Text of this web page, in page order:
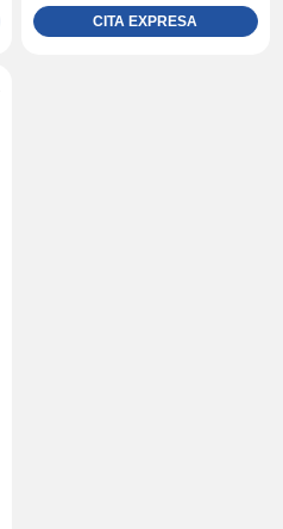
CITA EXPRESA